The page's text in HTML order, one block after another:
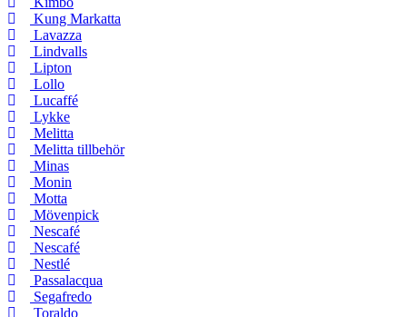
Kung Markatta
Lavazza
Lindvalls
Lipton
Lollo
Lucaffé
Lykke
Melitta
Melitta tillbehör
Minas
Monin
Motta
Mövenpick
Nescafé
Nescafé
Nestlé
Passalacqua
Segafredo
Toraldo